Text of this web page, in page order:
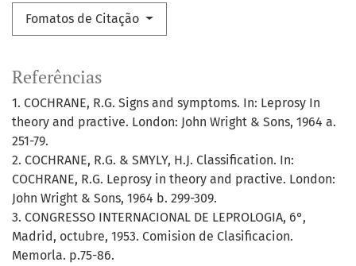
Fomatos de Citação
Referências
1. COCHRANE, R.G. Signs and symptoms. In: Leprosy In
theory and practive. London: John Wright & Sons, 1964 a.
251-79.
2. COCHRANE, R.G. & SMYLY, H.J. Classification. In:
COCHRANE, R.G. Leprosy in theory and practive. London:
John Wright & Sons, 1964 b. 299-309.
3. CONGRESSO INTERNACIONAL DE LEPROLOGIA, 6°,
Madrid, octubre, 1953. Comision de Clasificacion.
Memorla. p.75-86.